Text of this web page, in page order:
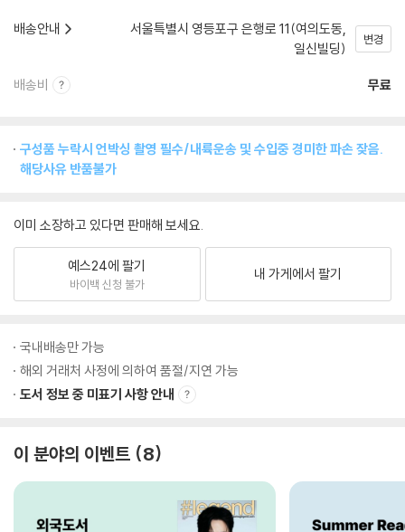
배송안내
서울특별시 영등포구 은행로 11(여의도동,
일신빌딩)
변경
배송비 무료
구성품 누락시 언박싱 촬영 필수/내륙운송 및 수입중 경미한 파손 잦음.
해당사유 반품불가
이미 소장하고 있다면 판매해 보세요.
예스24에 팔기
바이백 신청 불가
내 가게에서 팔기
국내배송만 가능
해외 거래처 사정에 의하여 품절/지연 가능
도서 정보 중 미표기 사항 안내
이 분야의 이벤트 8